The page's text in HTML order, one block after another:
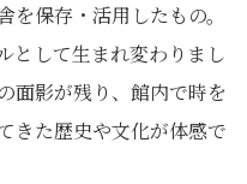
保存・活用したもの。
として生まれ変わりまし
面影が残り、館内で時を
きた歴史や文化が体感で